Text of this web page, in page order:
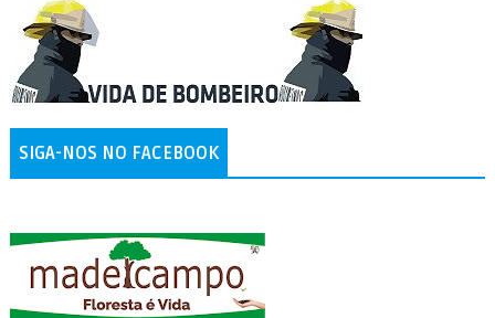
SIGA-NOS NO FACEBOOK